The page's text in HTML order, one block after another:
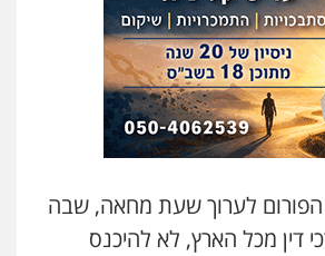
אליה חן ברק
פשיעה חמורה ליווי וייצוג בחקירות
אסירים נוער
שילה ענבר
הפורום לערוך שעת מחאה, שבה
דין מכל הארץ, לא להיכנס